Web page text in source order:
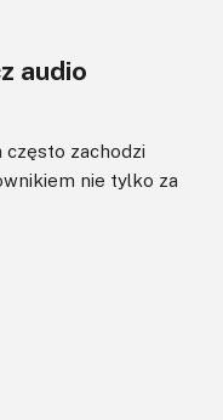
audio
zachodzi
nie tylko za